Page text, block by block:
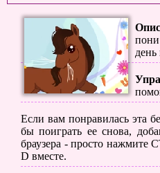
день
Если вам понравилась эта
бы поиграть ее снова,
браузера - просто нажмите
D вместе.